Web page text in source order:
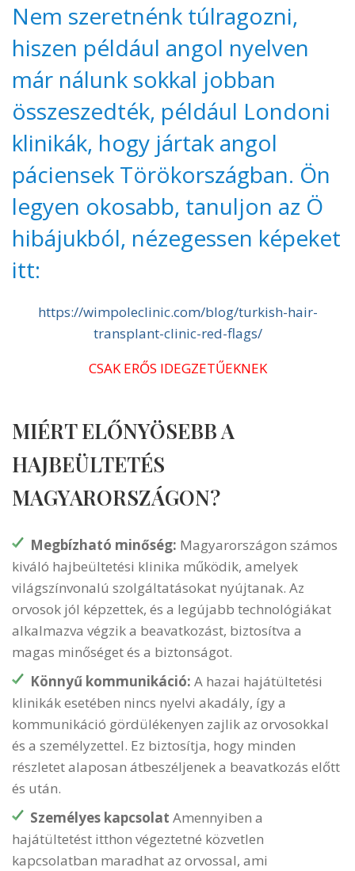
Nem szeretnénk túlragozni,
hiszen például angol nyelven
már nálunk sokkal jobban
összeszedték, például Londoni
klinikák, hogy jártak angol
páciensek Törökországban. Ön
legyen okosabb, tanuljon az Ö
hibájukból, nézegessen képeket
itt:
https://wimpoleclinic.com/blog/turkish-hair-
transplant-clinic-red-flags/
CSAK ERŐS IDEGZETŰEKNEK
MIÉRT ELŐNYÖSEBB A
HAJBEÜLTETÉS
MAGYARORSZÁGON?
Megbízható minőség: Magyarországon számos
kiváló hajbeültetési klinika működik, amelyek
világszínvonalú szolgáltatásokat nyújtanak. Az
orvosok jól képzettek, és a legújabb technológiákat
alkalmazva végzik a beavatkozást, biztosítva a
magas minőséget és a biztonságot.
Könnyű kommunikáció: A hazai hajátültetési
klinikák esetében nincs nyelvi akadály, így a
kommunikáció gördülékenyen zajlik az orvosokkal
és a személyzettel. Ez biztosítja, hogy minden
részletet alaposan átbeszéljenek a beavatkozás előtt
és után.
Személyes kapcsolat Amennyiben a
hajátültetést itthon végeztetné közvetlen
kapcsolatban maradhat az orvossal, ami